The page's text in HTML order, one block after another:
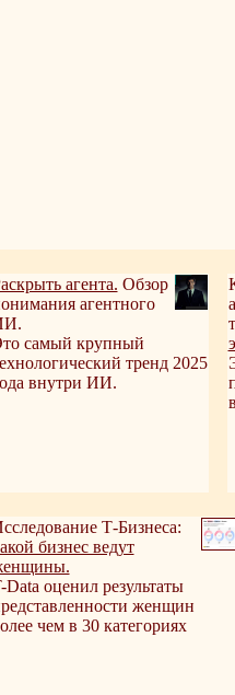
агента. Обзор
агентного
самый крупный
тренд 2025
внутри ИИ.
Т-Бизнеса:
бизнес ведут
Data оценил результаты
женщин
чем в 30 категориях